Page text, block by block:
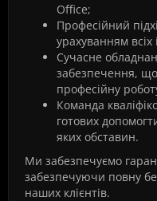
Office;
Професійний
урахуванням всіх
Сучасне
забезпечення,
професійну
Команда
готових
яких обставин.
Ми забезпечуємо
забезпечуючи повну
наших клієнтів.